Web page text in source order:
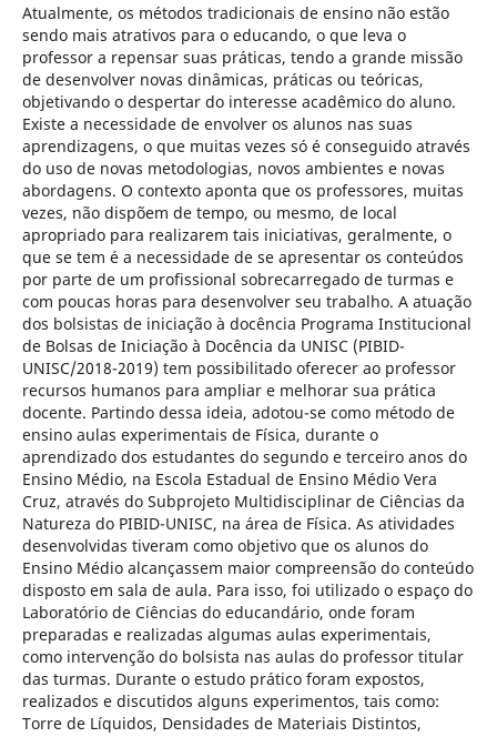
Atualmente, os métodos tradicionais de ensino não estão
sendo mais atrativos para o educando, o que leva o
professor a repensar suas práticas, tendo a grande missão
de desenvolver novas dinâmicas, práticas ou teóricas,
objetivando o despertar do interesse acadêmico do aluno.
Existe a necessidade de envolver os alunos nas suas
aprendizagens, o que muitas vezes só é conseguido através
do uso de novas metodologias, novos ambientes e novas
abordagens. O contexto aponta que os professores, muitas
vezes, não dispõem de tempo, ou mesmo, de local
apropriado para realizarem tais iniciativas, geralmente, o
que se tem é a necessidade de se apresentar os conteúdos
por parte de um profissional sobrecarregado de turmas e
com poucas horas para desenvolver seu trabalho. A atuação
dos bolsistas de iniciação à docência Programa Institucional
de Bolsas de Iniciação à Docência da UNISC (PIBID-
UNISC/2018-2019) tem possibilitado oferecer ao professor
recursos humanos para ampliar e melhorar sua prática
docente. Partindo dessa ideia, adotou-se como método de
ensino aulas experimentais de Física, durante o
aprendizado dos estudantes do segundo e terceiro anos do
Ensino Médio, na Escola Estadual de Ensino Médio Vera
Cruz, através do Subprojeto Multidisciplinar de Ciências da
Natureza do PIBID-UNISC, na área de Física. As atividades
desenvolvidas tiveram como objetivo que os alunos do
Ensino Médio alcançassem maior compreensão do conteúdo
disposto em sala de aula. Para isso, foi utilizado o espaço do
Laboratório de Ciências do educandário, onde foram
preparadas e realizadas algumas aulas experimentais,
como intervenção do bolsista nas aulas do professor titular
das turmas. Durante o estudo prático foram expostos,
realizados e discutidos alguns experimentos, tais como:
Torre de Líquidos, Densidades de Materiais Distintos,